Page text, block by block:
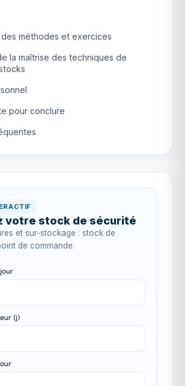
méthodes et exercices
la maîtrise des techniques de
pour conclure
votre stock de sécurité
et sur-stockage : stock de
de commande.
(j)